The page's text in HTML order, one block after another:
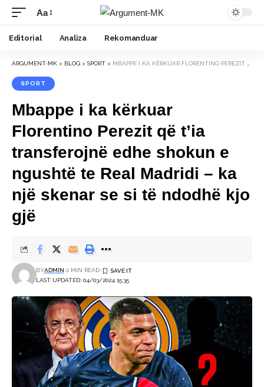
Font
Resizer
Aa
Editorial Analiza Rekomanduar
ARGUMENT-MK > BLOG > SPORT > MBAPPE I KA KËRKUAR FLORENTINO PEREZIT QË T’IA TRANSFEROJNË EDHE SHOKUN E NGUSHTË TE REAL MADRIDI – KA NJË SKENAR SE SI TË NDODHË KJO GJË
SPORT
Mbappe i ka kërkuar
Florentino Perezit që t’ia
transferojnë edhe shokun e
ngushtë te Real Madridi – ka
një skenar se si të ndodhë kjo
gjë
LAST UPDATED: 04/03/2024 15:35
BYADMIN 2 MIN READ